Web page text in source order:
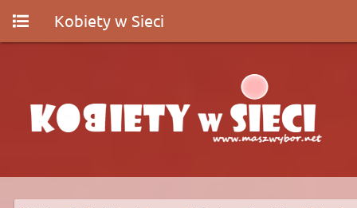
Kobiety w Sieci